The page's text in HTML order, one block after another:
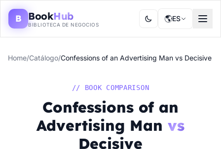
B BookHub
BIBLIOTECA DE NEGOCIOS
🌎ES
Home/Catálogo/Confessions of an Advertising Man vs Decisive
// BOOK COMPARISON
Confessions of an
Advertising Man vs
Decisive